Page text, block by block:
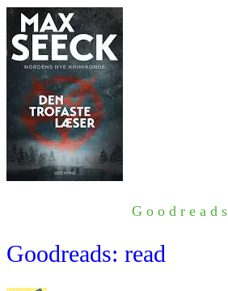
Goodreads
Goodreads: read